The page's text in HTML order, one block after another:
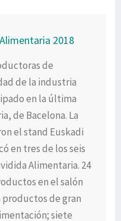
2018
de
de la industria
en la última
de Bacelona. La
el stand Euskadi
en tres de los seis
Alimentaria. 24
en el salón
de gran
siete